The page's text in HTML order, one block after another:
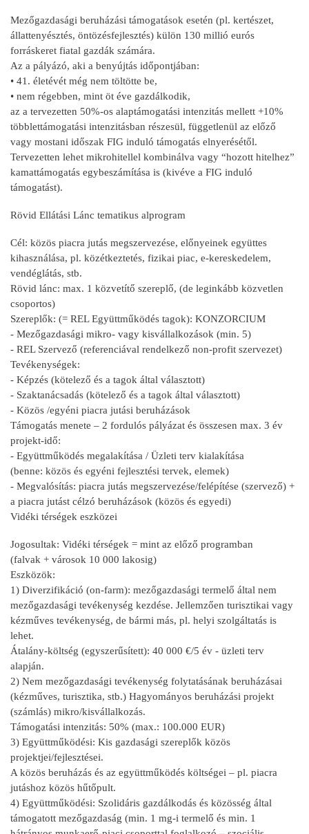
Mezőgazdasági beruházási támogatások esetén (pl. kertészet,
állattenyésztés, öntözésfejlesztés) külön 130 millió eurós
forráskeret fiatal gazdák számára.
Az a pályázó, aki a benyújtás időpontjában:
• 41. életévét még nem töltötte be,
• nem régebben, mint öt éve gazdálkodik,
az a tervezetten 50%-os alaptámogatási intenzitás mellett +10%
többlettámogatási intenzitásban részesül, függetlenül az előző
vagy mostani időszak FIG induló támogatás elnyerésétől.
Tervezetten lehet mikrohitellel kombinálva vagy “hozott hitelhez”
kamattámogatás egybeszámítása is (kivéve a FIG induló
támogatást).
Rövid Ellátási Lánc tematikus alprogram
Cél: közös piacra jutás megszervezése, előnyeinek együttes
kihasználása, pl. közétkeztetés, fizikai piac, e-kereskedelem,
vendéglátás, stb.
Rövid lánc: max. 1 közvetítő szereplő, (de leginkább közvetlen
csoportos)
Szereplők: (= REL Együttműködés tagok): KONZORCIUM
- Mezőgazdasági mikro- vagy kisvállalkozások (min. 5)
- REL Szervező (referenciával rendelkező non-profit szervezet)
Tevékenységek:
- Képzés (kötelező és a tagok által választott)
- Szaktanácsadás (kötelező és a tagok által választott)
- Közös /egyéni piacra jutási beruházások
Támogatás menete – 2 fordulós pályázat és összesen max. 3 év
projekt-idő:
- Együttműködés megalakítása / Üzleti terv kialakítása
(benne: közös és egyéni fejlesztési tervek, elemek)
- Megvalósítás: piacra jutás megszervezése/felépítése (szervező) +
a piacra jutást célzó beruházások (közös és egyedi)
Vidéki térségek eszközei
Jogosultak: Vidéki térségek = mint az előző programban
(falvak + városok 10 000 lakosig)
Eszközök:
1) Diverzifikáció (on-farm): mezőgazdasági termelő által nem
mezőgazdasági tevékenység kezdése. Jellemzően turisztikai vagy
kézműves tevékenység, de bármi más, pl. helyi szolgáltatás is
lehet.
Átalány-költség (egyszerűsített): 40 000 €/5 év - üzleti terv
alapján.
2) Nem mezőgazdasági tevékenység folytatásának beruházásai
(kézműves, turisztika, stb.) Hagyományos beruházási projekt
(számlás) mikro/kisvállalkozás.
Támogatási intenzitás: 50% (max.: 100.000 EUR)
3) Együttműködési: Kis gazdasági szereplők közös
projektjei/fejlesztései.
A közös beruházás és az együttműködés költségei – pl. piacra
jutáshoz közös hűtőpult.
4) Együttműködési: Szolidáris gazdálkodás és közösség által
támogatott mezőgazdaság (min. 1 mg-i termelő és min. 1